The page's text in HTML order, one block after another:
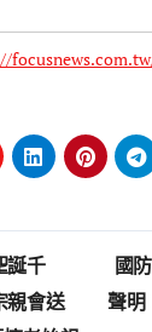
誕千
親會送
國
聲明